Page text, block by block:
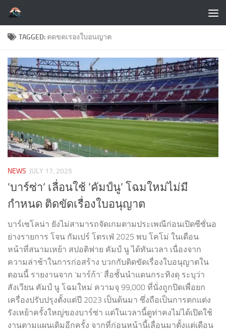
Skip to content
TAGGED: ตดขดเรองใบอนญาต
NEWS JULY 17, 2025
‘บาร์ซ่า‘ เลื่อนใช้ ‘คัมป์นู‘ โฉมใหม่ไม่มี
กำหนด ติดขัดเรื่องใบอนุญาต
บาร์เซโลน่า ยังไม่สามารถจัดเกมตามประเพณีก่อนเปิดซีซั่นอ
ย่างรายการ โจน กัมเปร์ โตรเฟ่ 2025 พบ โคโม่ ในเดือน
หน้าที่สนามเหย้า สปอติฟาย คัมป์ นู ได้ทันเวลา เนื่องจาก
ความล่าช้าในการก่อสร้าง บวกกับติดขัดเรื่องใบอนุญาตใน
ตอนนี้ รายงานจาก ‘มาร์ก้า’ สื่อชั้นนำแดนกระทิงดุ ระบุว่า
สังเวียน คัมป์ นู โฉมใหม่ ความจุ 99,000 ที่นั่งถูกปิดเพื่อยก
เครื่องปรับปรุงตั้งแต่ปี 2023 เป็นต้นมา ซึ่งถือเป็นการตกแต่ง
รังเหย้าครั้งใหญ่ของบาร์ซ่า แต่ในเวลานี้ดูท่าคงไม่ได้เปิดใช้
งานตามแผนเดิมอีกครั้ง จากที่ก่อนหน้านี้เลื่อนมาตั้งแต่เดือน